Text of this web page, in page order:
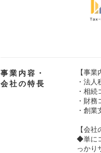
事業内容・
会社の特長
【事業
・法
・相
・財
・創業
【会社
◆単に
っかり